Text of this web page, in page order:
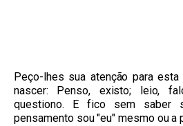
Peço-lhes sua atenção para
nascer: Penso, existo; leio,
questiono. E fico sem saber
pensamento sou "eu" mesmo ou a